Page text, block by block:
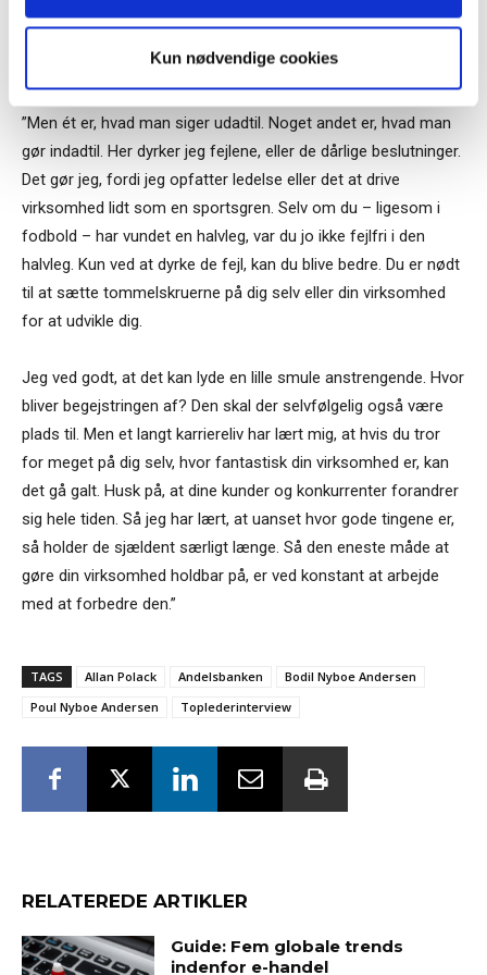
Kun nødvendige cookies
Dyrk dine fejl
”Men ét er, hvad man siger udadtil. Noget andet er, hvad man
gør indadtil. Her dyrker jeg fejlene, eller de dårlige beslutninger.
Det gør jeg, fordi jeg opfatter ledelse eller det at drive
virksomhed lidt som en sportsgren. Selv om du – ligesom i
fodbold – har vundet en halvleg, var du jo ikke fejlfri i den
halvleg. Kun ved at dyrke de fejl, kan du blive bedre. Du er nødt
til at sætte tommelskruerne på dig selv eller din virksomhed
for at udvikle dig.
Jeg ved godt, at det kan lyde en lille smule anstrengende. Hvor
bliver begejstringen af? Den skal der selvfølgelig også være
plads til. Men et langt karriereliv har lært mig, at hvis du tror
for meget på dig selv, hvor fantastisk din virksomhed er, kan
det gå galt. Husk på, at dine kunder og konkurrenter forandrer
sig hele tiden. Så jeg har lært, at uanset hvor gode tingene er,
så holder de sjældent særligt længe. Så den eneste måde at
gøre din virksomhed holdbar på, er ved konstant at arbejde
med at forbedre den.”
TAGS Allan Polack Andelsbanken
Bodil Nyboe Andersen
Poul Nyboe Andersen
Toplederinterview
RELATEREDE ARTIKLER
Guide: Fem globale trends
indenfor e-handel